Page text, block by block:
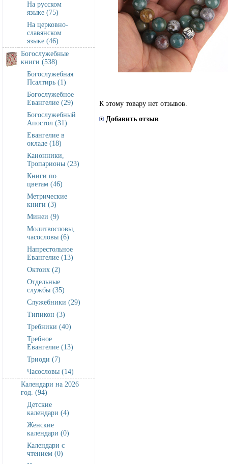
На русском
языке (75)
На церковно-
славянском
языке (46)
Богослужебные
книги (538)
Богослужебная
Псалтирь (1)
Богослужебное
Евангелие (29)
Богослужебный
Апостол (31)
Евангелие в
окладе (18)
Канонники,
Тропарионы (23)
Книги по
цветам (46)
Метрические
книги (3)
Минеи (9)
Молитвословы,
часословы (6)
Напрестольное
Евангелие (13)
Октоих (2)
Отдельные
службы (35)
Служебники (29)
Типикон (3)
Требники (40)
Требное
Евангелие (13)
Триоди (7)
Часословы (14)
Календари на 2026
год. (94)
Детские
календари (4)
Женские
календари (0)
Календари с
чтением (0)
К этому товару нет отзывов.
Добавить отзыв